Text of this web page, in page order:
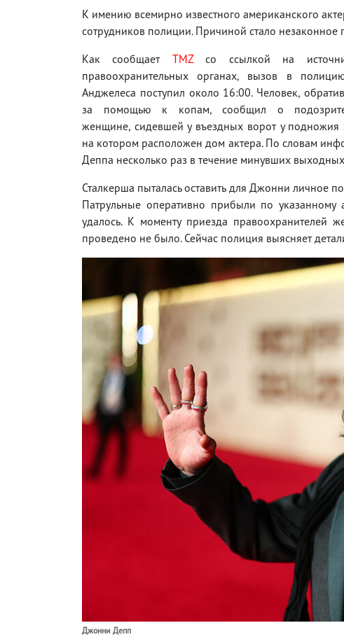
К имению всемирно известного американского
сотрудников полиции. Причиной стало
Как сообщает TMZсо ссылкой на
правоохранительных органах, вызов в
Анджелеса поступил около 16:00. Человек,
за помощью к копам, сообщил о
женщине, сидевшей у въездных ворот у подножия
на котором расположен дом актера. По словам
Деппа несколько раз в течение минувших
Сталкерша пыталась оставить для Джонни личное
Патрульные оперативно прибыли по указанному
удалось. К моменту приезда правоохранителей
проведено не было. Сейчас полиция выясняет
Джонни Депп